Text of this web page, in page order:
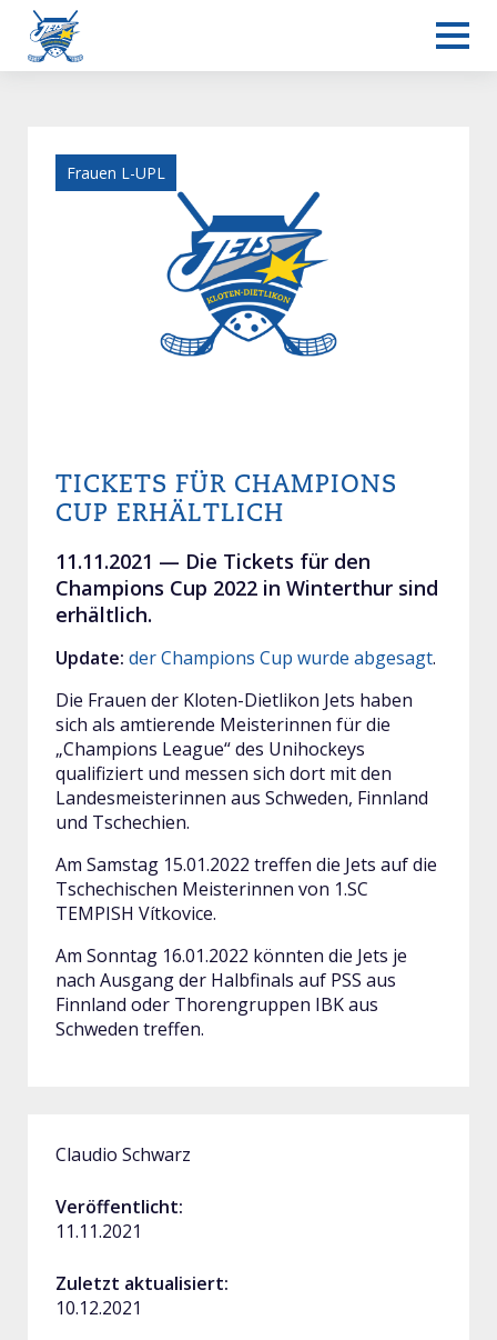
Frauen L-UPL
TICKETS FÜR CHAMPIONS
CUP ERHÄLTLICH
11.11.2021 — Die Tickets für den
Champions Cup 2022 in Winterthur sind
erhältlich.
Update: der Champions Cup wurde abgesagt.
Die Frauen der Kloten-Dietlikon Jets haben
sich als amtierende Meisterinnen für die
„Champions League“ des Unihockeys
qualifiziert und messen sich dort mit den
Landesmeisterinnen aus Schweden, Finnland
und Tschechien.
Am Samstag 15.01.2022 treffen die Jets auf die
Tschechischen Meisterinnen von 1.SC
TEMPISH Vítkovice.
Am Sonntag 16.01.2022 könnten die Jets je
nach Ausgang der Halbfinals auf PSS aus
Finnland oder Thorengruppen IBK aus
Schweden treffen.
Claudio Schwarz
Veröffentlicht:
11.11.2021
Zuletzt aktualisiert:
10.12.2021